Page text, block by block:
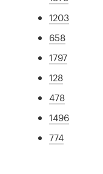
1203
658
1797
128
478
1496
774